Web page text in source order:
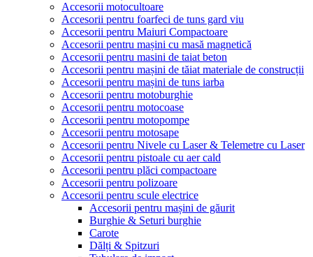
Accesorii motocultoare
Accesorii pentru foarfeci de tuns gard viu
Accesorii pentru Maiuri Compactoare
Accesorii pentru mașini cu masă magnetică
Accesorii pentru masini de taiat beton
Accesorii pentru mașini de tăiat materiale de construcții
Accesorii pentru mașini de tuns iarba
Accesorii pentru motoburghie
Accesorii pentru motocoase
Accesorii pentru motopompe
Accesorii pentru motosape
Accesorii pentru Nivele cu Laser & Telemetre cu Laser
Accesorii pentru pistoale cu aer cald
Accesorii pentru plăci compactoare
Accesorii pentru polizoare
Accesorii pentru scule electrice
Accesorii pentru mașini de găurit
Burghie & Seturi burghie
Carote
Dălți & Spitzuri